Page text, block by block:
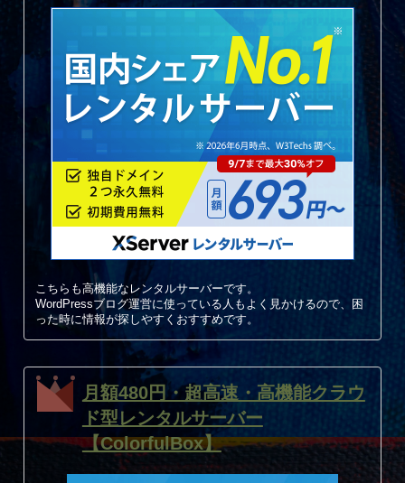
こちらも高機能なレンタルサーバーです。
WordPressブログ運営に使っている人もよく見かけるので、困
った時に情報が探しやすくおすすめです。
月額480円・超高速・高機能クラウ
ド型レンタルサーバー
【ColorfulBox】